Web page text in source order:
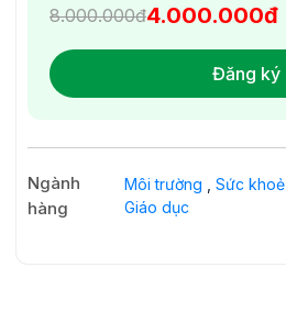
8.000.000đ4.000.000đ
Đăng ký
Ngành
hàng
Môi trường Sức khoẻ
Giáo dục